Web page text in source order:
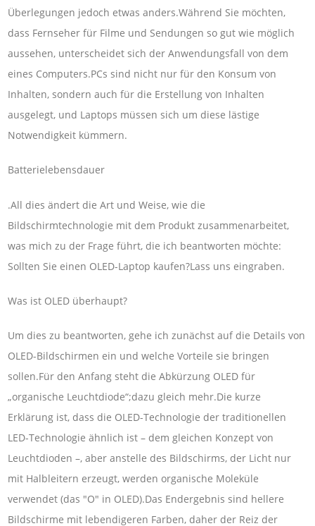
Überlegungen jedoch etwas anders.Während Sie möchten,
dass Fernseher für Filme und Sendungen so gut wie möglich
aussehen, unterscheidet sich der Anwendungsfall von dem
eines Computers.PCs sind nicht nur für den Konsum von
Inhalten, sondern auch für die Erstellung von Inhalten
ausgelegt, und Laptops müssen sich um diese lästige
Notwendigkeit kümmern.
Batterielebensdauer
.All dies ändert die Art und Weise, wie die
Bildschirmtechnologie mit dem Produkt zusammenarbeitet,
was mich zu der Frage führt, die ich beantworten möchte:
Sollten Sie einen OLED-Laptop kaufen?Lass uns eingraben.
Was ist OLED überhaupt?
Um dies zu beantworten, gehe ich zunächst auf die Details von
OLED-Bildschirmen ein und welche Vorteile sie bringen
sollen.Für den Anfang steht die Abkürzung OLED für
„organische Leuchtdiode“;dazu gleich mehr.Die kurze
Erklärung ist, dass die OLED-Technologie der traditionellen
LED-Technologie ähnlich ist – dem gleichen Konzept von
Leuchtdioden –, aber anstelle des Bildschirms, der Licht nur
mit Halbleitern erzeugt, werden organische Moleküle
verwendet (das "O" in OLED).Das Endergebnis sind hellere
Bildschirme mit lebendigeren Farben, daher der Reiz der